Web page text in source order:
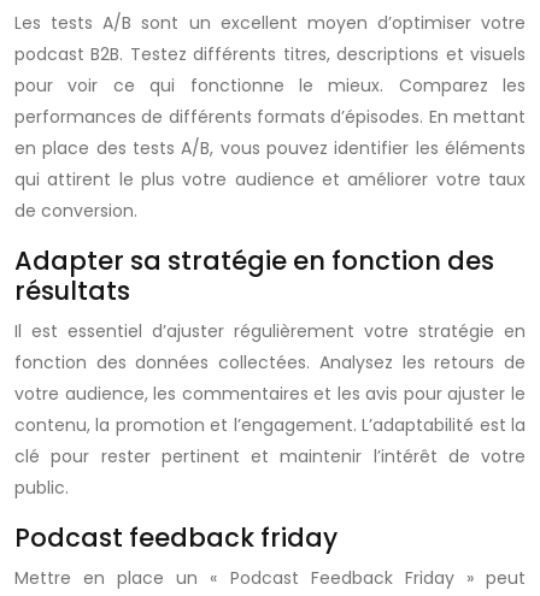
Les tests A/B sont un excellent moyen d’optimiser votre
podcast B2B. Testez différents titres, descriptions et visuels
pour voir ce qui fonctionne le mieux. Comparez les
performances de différents formats d’épisodes. En mettant
en place des tests A/B, vous pouvez identifier les éléments
qui attirent le plus votre audience et améliorer votre taux
de conversion.
Adapter sa stratégie en fonction des
résultats
Il est essentiel d’ajuster régulièrement votre stratégie en
fonction des données collectées. Analysez les retours de
votre audience, les commentaires et les avis pour ajuster le
contenu, la promotion et l’engagement. L’adaptabilité est la
clé pour rester pertinent et maintenir l’intérêt de votre
public.
Podcast feedback friday
Mettre en place un « Podcast Feedback Friday » peut